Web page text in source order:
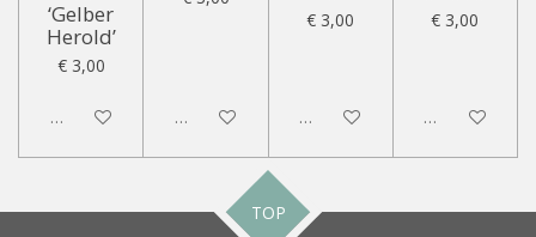
‘Gelber
Herold’
€ 3,00
Uitgeschakeld Uitgeschakeld
€ 3,00
Uitgeschakeld
€ 3,00
Uitgeschakeld
TOP